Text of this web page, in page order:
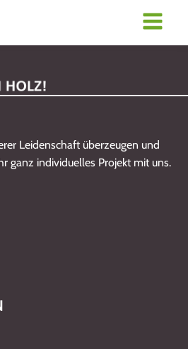
Leidenschaft überzeugen und
ganz individuelles Projekt mit uns.